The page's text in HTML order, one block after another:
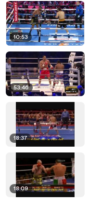
10:53
53:46
18:37
18:09